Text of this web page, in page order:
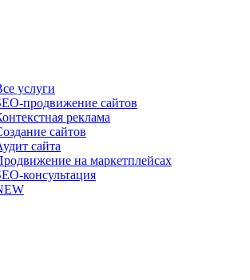
услуги
продвижение сайтов
реклама
сайтов
сайта
на маркетплейсах
консультация